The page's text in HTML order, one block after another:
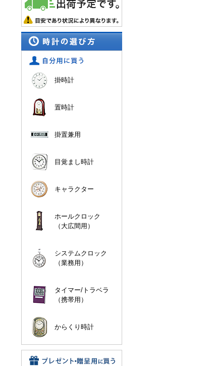
掛時計
置時計
掛置兼用
目覚まし時計
キャラクター
ホールクロック
（大広間用）
システムクロック
（業務用）
タイマー/トラベラ
（携帯用）
からくり時計